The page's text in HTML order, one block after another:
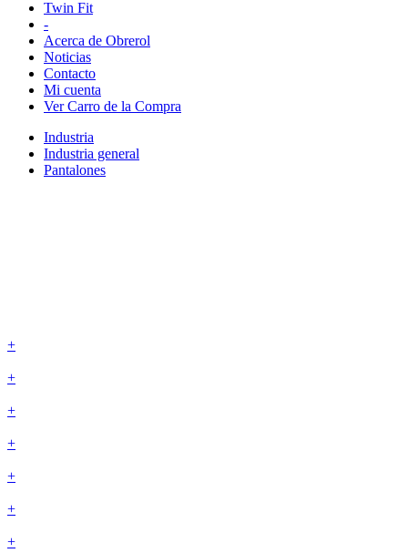
Twin Fit
-
Acerca de Obrerol
Noticias
Contacto
Mi cuenta
Ver Carro de la Compra
Industria
Industria general
Pantalones
+
+
+
+
+
+
+